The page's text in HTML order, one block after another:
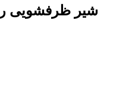
شیر ظرفشویی